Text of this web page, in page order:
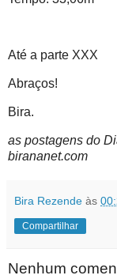
Até a parte XXX
Abraços!
Bira.
as postagens do
birananet.com
Bira Rezende às
Compartilhar
Nenhum